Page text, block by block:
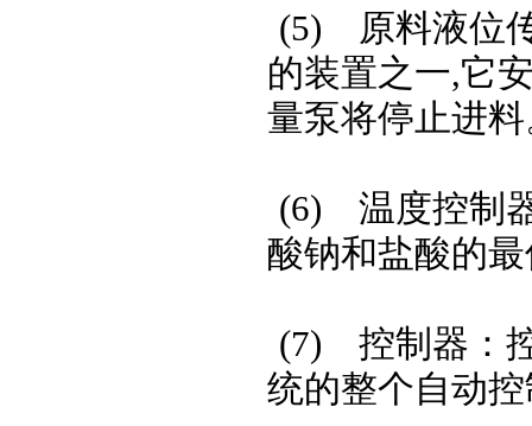
(5)原料液位传
的装置之一,它
量泵将停止进
(6)温度控制器
酸钠和盐酸的
(7)控制器：控
统的整个自动